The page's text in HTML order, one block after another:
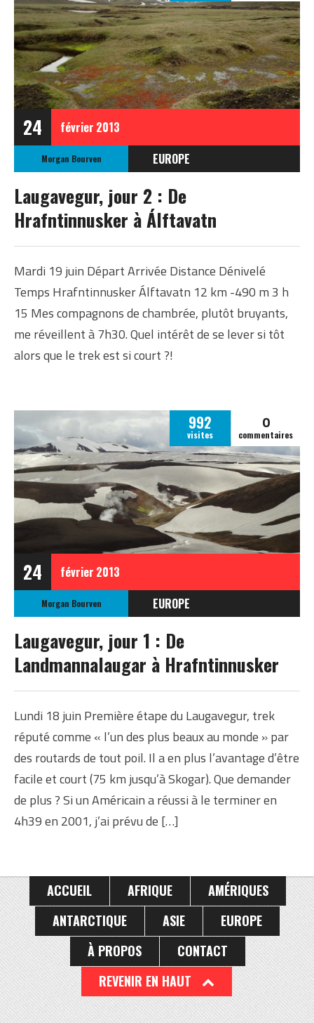
24 février 2013
Morgan Bourven
EUROPE
ISLANDE
ISLANDE ÉTÉ 2012
Laugavegur, jour 2 : De
Hrafntinnusker à Álftavatn
Mardi 19 juin Départ Arrivée Distance Dénivelé
Temps Hrafntinnusker Álftavatn 12 km -490 m 3 h
15 Mes compagnons de chambrée, plutôt bruyants,
me réveillent à 7h30. Quel intérêt de se lever si tôt
alors que le trek est si court ?!
24 février 2013
992
visites
0
commentaires
Morgan Bourven
EUROPE
ISLANDE
ISLANDE ÉTÉ 2012
Laugavegur, jour 1 : De
Landmannalaugar à Hrafntinnusker
Lundi 18 juin Première étape du Laugavegur, trek
réputé comme « l’un des plus beaux au monde » par
des routards de tout poil. Il a en plus l’avantage d’être
facile et court (75 km jusqu’à Skogar). Que demander
de plus ? Si un Américain a réussi à le terminer en
4h39 en 2001, j’ai prévu de […]
ACCUEIL AFRIQUE
AMÉRIQUES
ANTARCTIQUE
ASIE
EUROPE
À PROPOS
CONTACT
REVENIR EN HAUT